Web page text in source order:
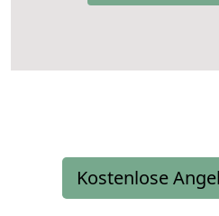
Kostenlose